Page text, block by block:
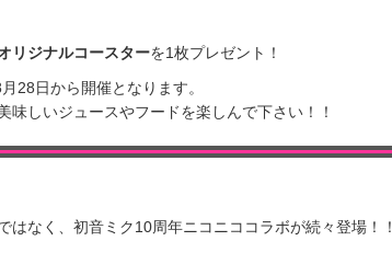
リジナルコースターを1枚プレゼント！
28日から開催となります。
味しいジュースやフードを楽しんで下さい！！
はなく、初音ミク10周年ニコニココラボが続々登場！！